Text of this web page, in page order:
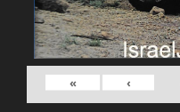
›
»